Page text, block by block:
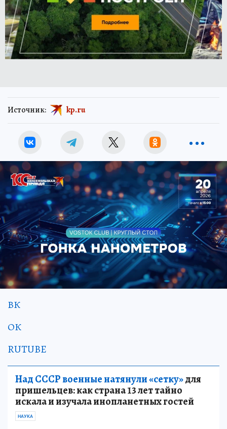
Источник: kp.ru
ВК
ОК
RUTUBE
Над СССР военные натянули «сетку»для
пришельцев: как страна 13 лет тайно
искала и изучала инопланетных гостей
НАУКА